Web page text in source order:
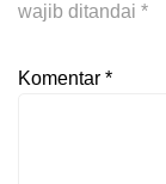
wajib ditandai *
Komentar *